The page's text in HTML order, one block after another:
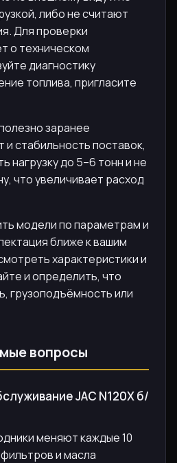
либо не считают
Для проверки
о техническом
диагностику
топлива, пригласите
заранее
стабильность поставок,
нагрузку до 5–6 тонн и не
что увеличивает расход
модели по параметрам и
ближе к вашим
характеристики и
и определить, что
грузоподъёмность или
вопросы
JAC N120X б/
меняют каждые 10
и масла